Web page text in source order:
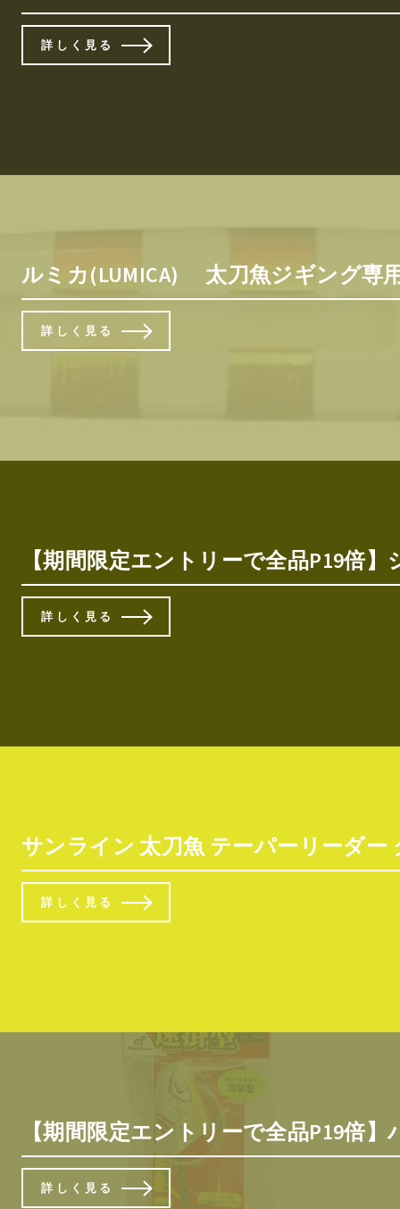
詳しく見る
ルミカ(LUMICA) 太刀魚ジギング専
詳しく見る
【期間限定エントリーで全品P19倍
詳しく見る
サンライン 太刀魚 テーパーリーダー
詳しく見る
【期間限定エントリーで全品P19倍
詳しく見る